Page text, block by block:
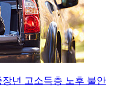
년 고소득층 노후 불안